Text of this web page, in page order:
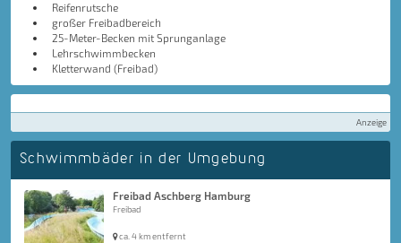
Reifenrutsche
großer Freibadbereich
25-Meter-Becken mit Sprunganlage
Lehrschwimmbecken
Kletterwand (Freibad)
Anzeige
Schwimmbäder in der Umgebung
Freibad Aschberg Hamburg
Freibad
ca. 4 km entfernt